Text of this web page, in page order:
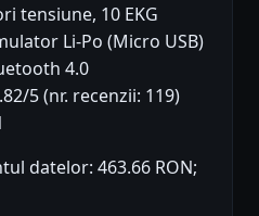
tensiune, 10 EKG
Li-Po (Micro USB)
4.0
5 (nr. recenzii: 119)
datelor: 463.66 RON;